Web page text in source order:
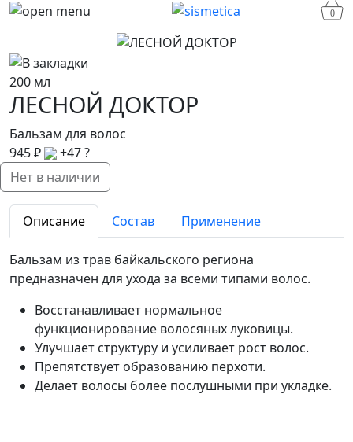
0
200 мл
ЛЕСНОЙ ДОКТОР
Бальзам для волос
945 ₽
+47?
Нет в наличии
Описание Состав Применение
Бальзам из трав байкальского региона
предназначен для ухода за всеми типами волос.
Восстанавливает нормальное
функционирование волосяных луковицы.
Улучшает структуру и усиливает рост волос.
Препятствует образованию перхоти.
Делает волосы более послушными при укладке.